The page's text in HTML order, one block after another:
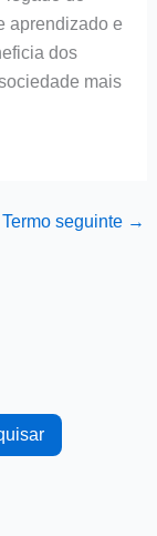
aprendizado e
dos
mais
Termo seguinte →